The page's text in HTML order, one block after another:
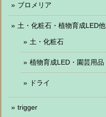
ブロメリア
土・化粧石・植物育成LED他
土・化粧石
植物育成LED・園芸用品
ドライ
trigger